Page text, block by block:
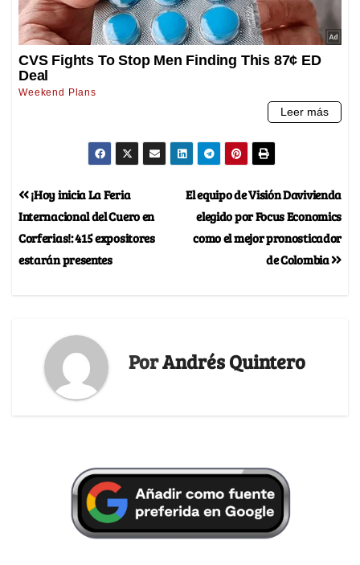
El equipo de Visión Davivienda
elegido por Focus Economics
como el mejor pronosticador
de Colombia
¡Hoy inicia La Feria
Internacional del Cuero en
Corferias!: 415 expositores
estarán presentes
PorAndrés Quintero